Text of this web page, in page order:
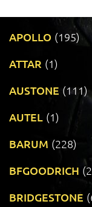
APOLLO (195)
ATTAR (1)
AUSTONE (111)
AUTEL (1)
BARUM (228)
BFGOODRICH
BRIDGESTONE